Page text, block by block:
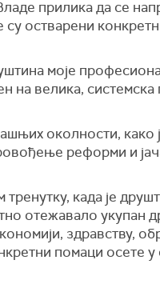
прилика да се
остварени
моје
на велика,
околности, како
реформи и
када је
отежавало укупан
здравству,
помаци осете